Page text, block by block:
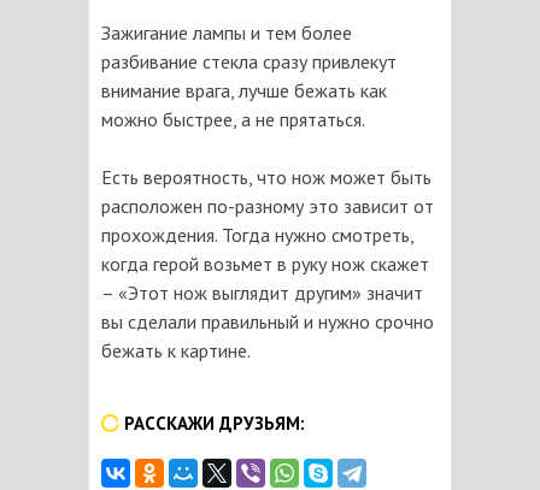
Зажигание лампы и тем более
разбивание стекла сразу привлекут
внимание врага, лучше бежать как
можно быстрее, а не прятаться.
Есть вероятность, что нож может быть
расположен по-разному это зависит от
прохождения. Тогда нужно смотреть,
когда герой возьмет в руку нож скажет
– «Этот нож выглядит другим» значит
вы сделали правильный и нужно срочно
бежать к картине.
РАССКАЖИ ДРУЗЬЯМ: